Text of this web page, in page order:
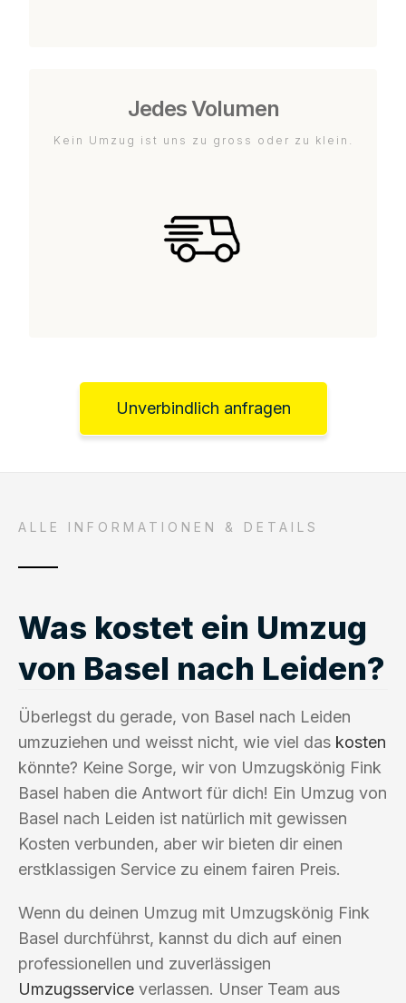
Jedes Volumen
Kein Umzug ist uns zu gross oder zu klein.
Unverbindlich anfragen
ALLE INFORMATIONEN & DETAILS
Was kostet ein Umzug
von Basel nach Leiden?
Überlegst du gerade, von Basel nach Leiden
umzuziehen und weisst nicht, wie viel das kosten
könnte? Keine Sorge, wir von Umzugskönig Fink
Basel haben die Antwort für dich! Ein Umzug von
Basel nach Leiden ist natürlich mit gewissen
Kosten verbunden, aber wir bieten dir einen
erstklassigen Service zu einem fairen Preis.
Wenn du deinen Umzug mit Umzugskönig Fink
Basel durchführst, kannst du dich auf einen
professionellen und zuverlässigen
Umzugsservice verlassen. Unser Team aus